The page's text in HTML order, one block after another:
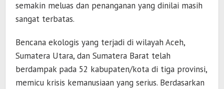
semakin meluas dan penanganan yang dinilai masih
sangat terbatas.
Bencana ekologis yang terjadi di wilayah Aceh,
Sumatera Utara, dan Sumatera Barat telah
berdampak pada 52 kabupaten/kota di tiga provinsi,
memicu krisis kemanusiaan yang serius. Berdasarkan